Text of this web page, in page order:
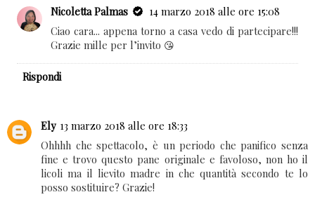
Nicoletta Palmas
14 marzo 2018 alle ore 15:08
Ciao cara... appena torno a casa vedo di partecipare!!!
Grazie mille per l’invito 😘
Rispondi
Ely 13 marzo 2018 alle ore 18:33
Ohhhh che spettacolo, è un periodo che panifico senza
fine e trovo questo pane originale e favoloso, non ho il
licoli ma il lievito madre in che quantità secondo te lo
posso sostituire? Grazie!